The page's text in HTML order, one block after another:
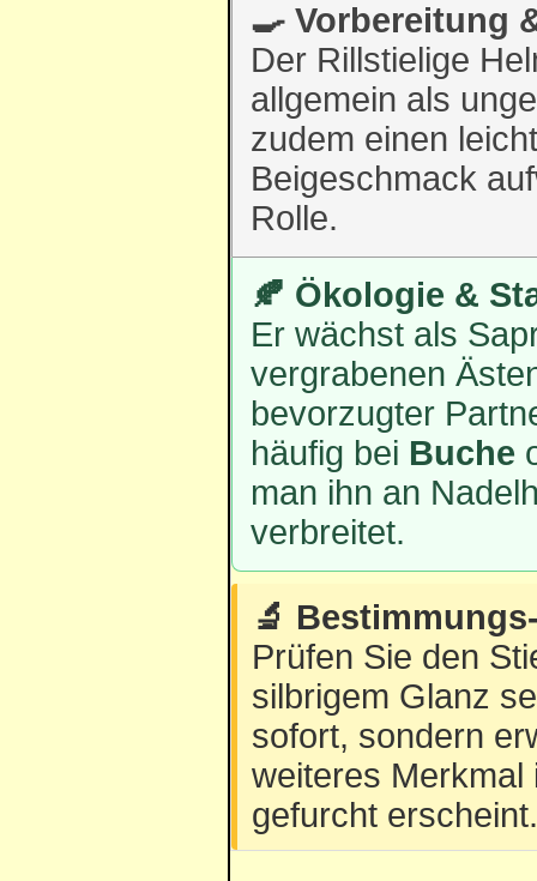
🍳 Vorbereitung
Der Rillstielige
allgemein als
zudem einen
Beigeschmack
Rolle.
🍂 Ökologie &
Er wächst als
vergrabenen
bevorzugter
häufig bei Buche
man ihn an
verbreitet.
🔬
Prüfen Sie den
silbrigem Glanz
sofort, sondern
weiteres Merkmal
gefurcht erscheint.